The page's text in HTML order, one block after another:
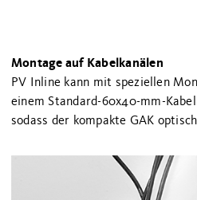
Montage auf Kabelkanälen
PV Inline kann mit speziellen
einem Standard-60x40-mm-
sodass der kompakte GAK